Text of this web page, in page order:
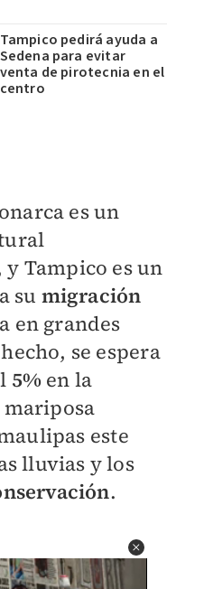
Tampico pedirá ayuda a
Sedena para evitar
venta de pirotecnia en el
centro
es un
Tampico es un
su migración
en grandes
se espera
5%en la
mariposa
este
lluvias y los
.